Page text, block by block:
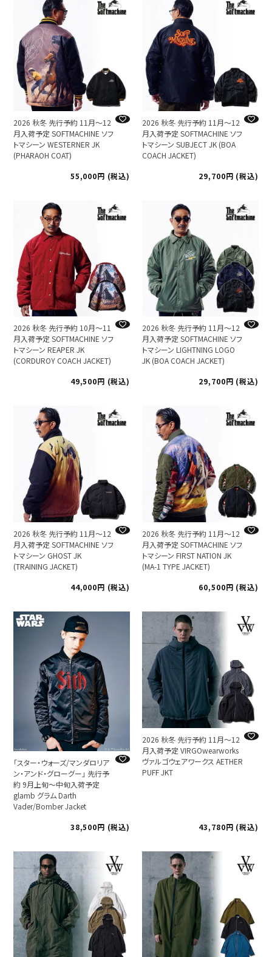
2026 秋冬 先行予約 11月～12
月入荷予定 SOFTMACHINE ソフ
トマシーン WESTERNER JK
(PHARAOH COAT)
55,000
税込
2026 秋冬 先行予約 11月～12
月入荷予定 SOFTMACHINE ソフ
トマシーン SUBJECT JK (BOA
COACH JACKET)
29,700
税込
2026 秋冬 先行予約 10月～11
月入荷予定 SOFTMACHINE ソフ
トマシーン REAPER JK
(CORDUROY COACH JACKET)
49,500
税込
2026 秋冬 先行予約 11月～12
月入荷予定 SOFTMACHINE ソフ
トマシーン LIGHTNING LOGO
JK (BOA COACH JACKET)
29,700
税込
2026 秋冬 先行予約 11月～12
月入荷予定 SOFTMACHINE ソフ
トマシーン GHOST JK
(TRAINING JACKET)
44,000
税込
2026 秋冬 先行予約 11月～12
月入荷予定 SOFTMACHINE ソフ
トマシーン FIRST NATION JK
(MA-1 TYPE JACKET)
60,500
税込
「スター・ウォーズ/マンダロリア
ン・アンド・グローグー」 先行予
約 9月上旬～中旬入荷予定
glamb グラム Darth
Vader/Bomber Jacket
38,500
税込
2026 秋冬 先行予約 11月～12
月入荷予定 VIRGOwearworks
ヴァルゴウェアワークス AETHER
PUFF JKT
43,780 税込